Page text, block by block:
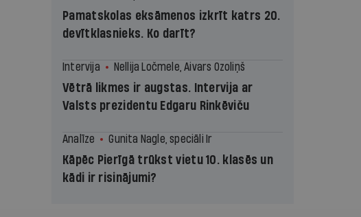
Pamatskolas eksāmenos izkrīt katrs 20.
devītklasnieks. Ko darīt?
Intervija Nellija Ločmele, Aivars Ozoliņš
Vētrā likmes ir augstas. Intervija ar
Valsts prezidentu Edgaru Rinkēviču
Analīze Gunita Nagle, speciāli Ir
Kāpēc Pierīgā trūkst vietu 10. klasēs un
kādi ir risinājumi?